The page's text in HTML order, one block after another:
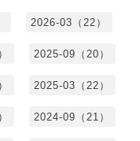
2026-03（22）
2025-09（20）
2025-03（22）
2024-09（21）